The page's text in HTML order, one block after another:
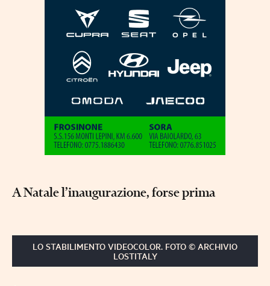
A Natale l’inaugurazione, forse prima
LO STABILIMENTO VIDEOCOLOR. FOTO © ARCHIVIO
LOSTITALY